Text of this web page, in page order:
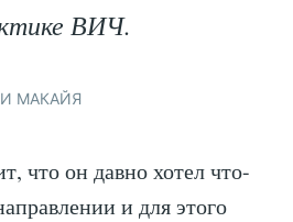
ВИЧ.
МАКАЙЯ
что он давно хотел что-
и для этого